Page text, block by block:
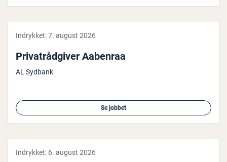
Indrykket:7. august 2026
Pri­va­t­rå­d­gi­ver Aabenraa
AL Sydbank
Se jobbet
Indrykket: 6. august 2026